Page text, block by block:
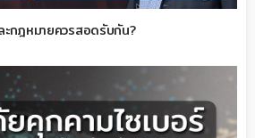
กฎหมายควรสอดรับกัน?